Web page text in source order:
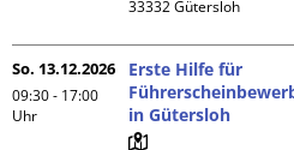
So. 13.12.2026
09:30 - 17:00
Uhr
Erste Hilfe für
in Gütersloh